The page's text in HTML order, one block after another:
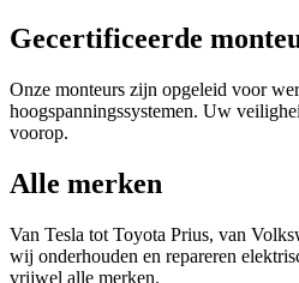
Gecertificeerde
Onze monteurs zijn opgeleid voor
hoogspanningssystemen. Uw
voorop.
Alle merken
Van Tesla tot Toyota Prius, van
wij onderhouden en repareren
vrijwel alle merken.